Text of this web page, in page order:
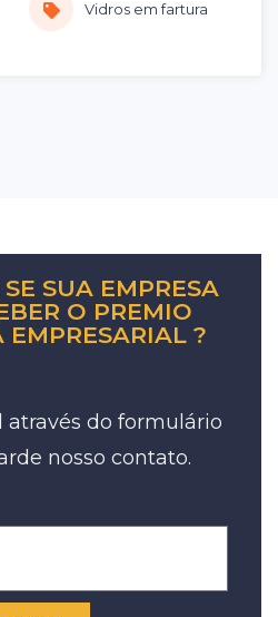
Vidros em fartura
SUA EMPRESA
O PREMIO
EMPRESARIAL ?
através do formulário
nosso contato.